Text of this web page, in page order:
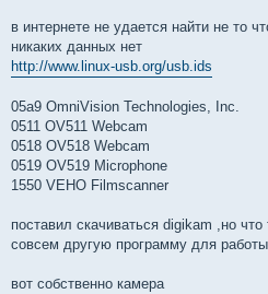
в интернете не удается найти не то
никаких данных нет
http://www.linux-usb.org/usb.ids
05a9 OmniVision Technologies, Inc.
0511 OV511 Webcam
0518 OV518 Webcam
0519 OV519 Microphone
1550 VEHO Filmscanner
поставил скачиваться digikam ,но
совсем другую программу для
вот собственно камера